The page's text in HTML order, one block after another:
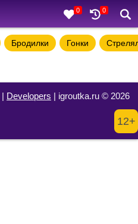
0 0
Бродилки Гонки
| Developers | igroutka.ru © 2026
12+